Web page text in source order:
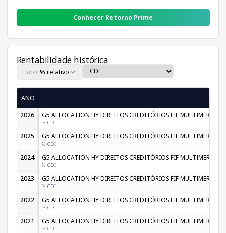
Conhecer Retorno Prime
Rentabilidade histórica
Exibir:% relativo
ANO
2026
G5 ALLOCATION HY DIREITOS CREDITÓRIOS FIF
% CDI
2025 G5 ALLOCATION HY DIREITOS CREDITÓRIOS FIF
% CDI
2024 G5 ALLOCATION HY DIREITOS CREDITÓRIOS FIF
% CDI
2023 G5 ALLOCATION HY DIREITOS CREDITÓRIOS FIF
% CDI
2022 G5 ALLOCATION HY DIREITOS CREDITÓRIOS FIF
% CDI
2021 G5 ALLOCATION HY DIREITOS CREDITÓRIOS FIF
% CDI